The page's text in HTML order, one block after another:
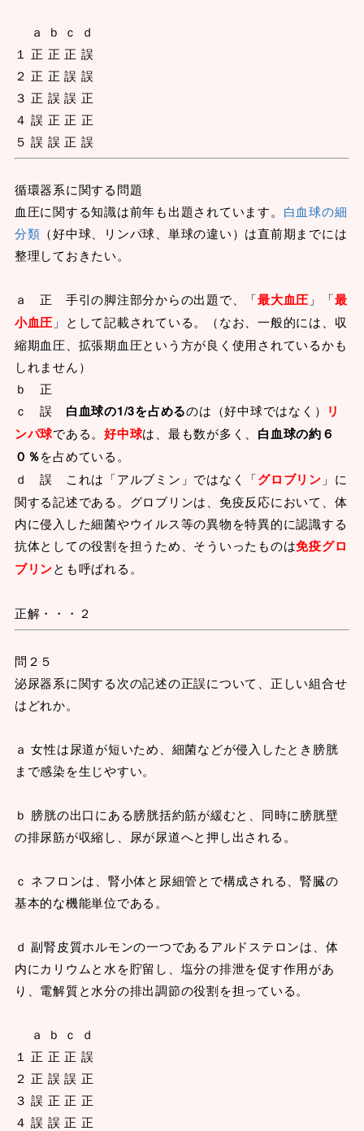
ａ ｂ ｃ ｄ
１ 正 正 正 誤
２ 正 正 誤 誤
３ 正 誤 誤 正
４ 誤 正 正 正
５ 誤 誤 正 誤
循環器系に関する問題
血圧に関する知識は前年も出題されています。 白血球の細
分類 （好中球、リンパ球、単球の違い）は直前期までには
整理しておきたい。
ａ 正 手引の脚注部分からの出題で、「最大血圧 」「最
小血圧 」として記載されている。（なお、一般的には、収
縮期血圧、拡張期血圧という方が良く使用されているかも
しれません）
ｂ 正
ｃ 誤 白血球の1/3を占めるのは（好中球ではなく） リ
ンパ球である。好中球は、最も数が多く、 白血球の約６
０％を占めている。
ｄ 誤 これは「アルブミン」ではなく「グロブリン 」に
関する記述である。グロブリンは、免疫反応において、体
内に侵入した細菌やウイルス等の異物を特異的に認識する
抗体としての役割を担うため、そういったものは免疫グロ
ブリンとも呼ばれる。
正解・・・２
問２５
泌尿器系に関する次の記述の正誤について、正しい組合せ
はどれか。
ａ 女性は尿道が短いため、細菌などが侵入したとき膀胱
まで感染を生じやすい。
ｂ 膀胱の出口にある膀胱括約筋が緩むと、同時に膀胱壁
の排尿筋が収縮し、尿が尿道へと押し出される。
ｃ ネフロンは、腎小体と尿細管とで構成される、腎臓の
基本的な機能単位である。
ｄ 副腎皮質ホルモンの一つであるアルドステロンは、体
内にカリウムと水を貯留し、塩分の排泄を促す作用があ
り、電解質と水分の排出調節の役割を担っている。
ａ ｂ ｃ ｄ
１ 正 正 正 誤
２ 正 誤 誤 正
３ 誤 正 正 正
４ 誤 誤 正 正